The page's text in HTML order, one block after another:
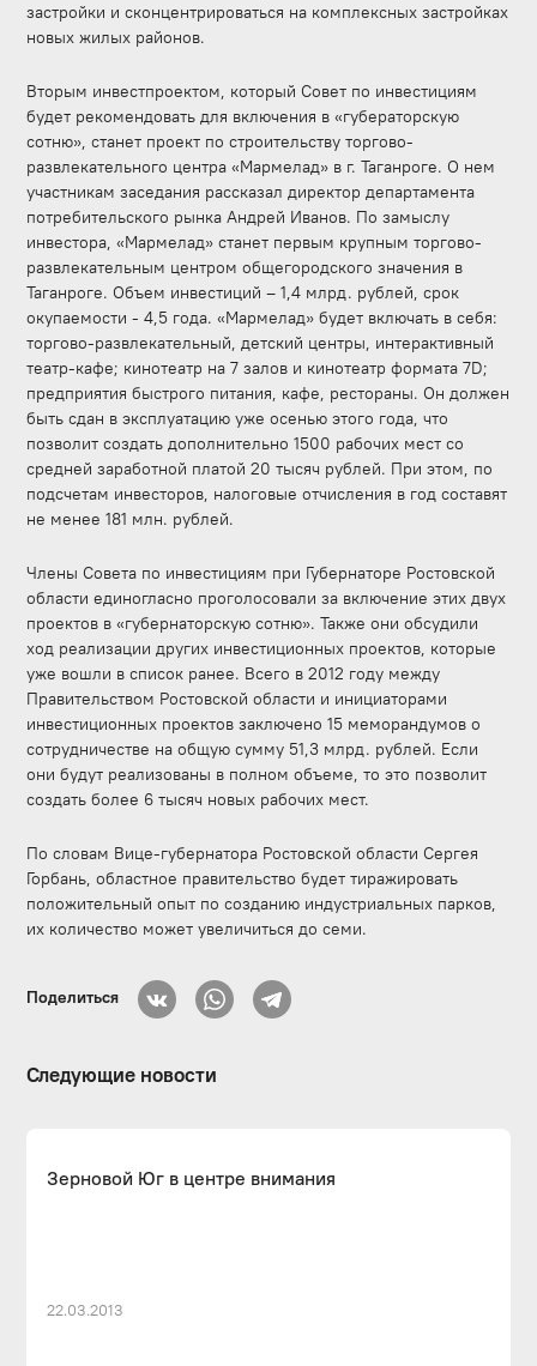
застройки и сконцентрироваться на комплексных застройках
новых жилых районов.
Вторым инвестпроектом, который Совет по инвестициям
будет рекомендовать для включения в «губераторскую
сотню», станет проект по строительству торгово-
развлекательного центра «Мармелад» в г. Таганроге. О нем
участникам заседания рассказал директор департамента
потребительского рынка Андрей Иванов. По замыслу
инвестора, «Мармелад» станет первым крупным торгово-
развлекательным центром общегородского значения в
Таганроге. Объем инвестиций – 1,4 млрд. рублей, срок
окупаемости - 4,5 года. «Мармелад» будет включать в себя:
торгово-развлекательный, детский центры, интерактивный
театр-кафе; кинотеатр на 7 залов и кинотеатр формата 7D;
предприятия быстрого питания, кафе, рестораны. Он должен
быть сдан в эксплуатацию уже осенью этого года, что
позволит создать дополнительно 1500 рабочих мест со
средней заработной платой 20 тысяч рублей. При этом, по
подсчетам инвесторов, налоговые отчисления в год составят
не менее 181 млн. рублей.
Члены Совета по инвестициям при Губернаторе Ростовской
области единогласно проголосовали за включение этих двух
проектов в «губернаторскую сотню». Также они обсудили
ход реализации других инвестиционных проектов, которые
уже вошли в список ранее. Всего в 2012 году между
Правительством Ростовской области и инициаторами
инвестиционных проектов заключено 15 меморандумов о
сотрудничестве на общую сумму 51,3 млрд. рублей. Если
они будут реализованы в полном объеме, то это позволит
создать более 6 тысяч новых рабочих мест.
По словам Вице-губернатора Ростовской области Сергея
Горбань, областное правительство будет тиражировать
положительный опыт по созданию индустриальных парков,
их количество может увеличиться до семи.
Поделиться
Следующие новости
Зерновой Юг в центре внимания
22.03.2013